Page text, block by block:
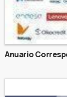
Anuario